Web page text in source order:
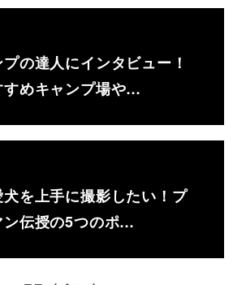
の達人にインタビュー！
すめキャンプ場や…
を上手に撮影したい！プ
ン伝授の5つのポ…